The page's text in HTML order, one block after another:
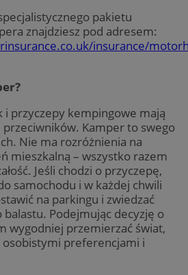
pakietu
znajdziesz pod adresem:
insurance/
przyczepy kempingowe mają
Kamper to swego
Nie ma rozróżnienia na
mieszkalną – wszystko razem
Jeśli chodzi o przyczepę,
samochodu i w każdej chwili
na parkingu i zwiedzać
Podejmując decyzję o
wygodniej przemierzać świat,
preferencjami i